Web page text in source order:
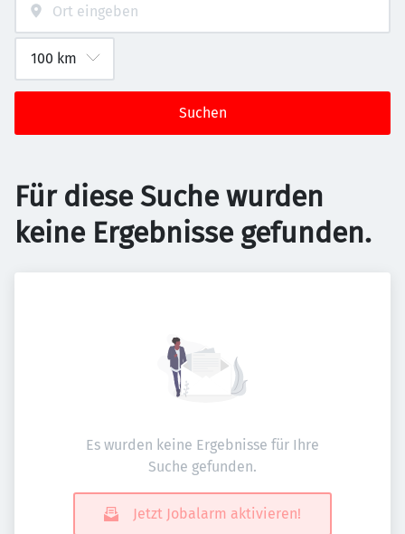
Suchen
Für diese Suche wurden
keine Ergebnisse gefunden.
Es wurden keine Ergebnisse für Ihre
Suche gefunden.
Jetzt Jobalarm aktivieren!